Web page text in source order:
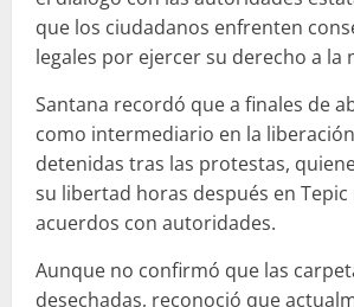
que los ciudadanos enfrenten
legales por ejercer su derecho a la
Santana recordó que a finales de
como intermediario en la
detenidas tras las protestas,
su libertad horas después en
acuerdos con autoridades.
Aunque no confirmó que las
desechadas, reconoció que